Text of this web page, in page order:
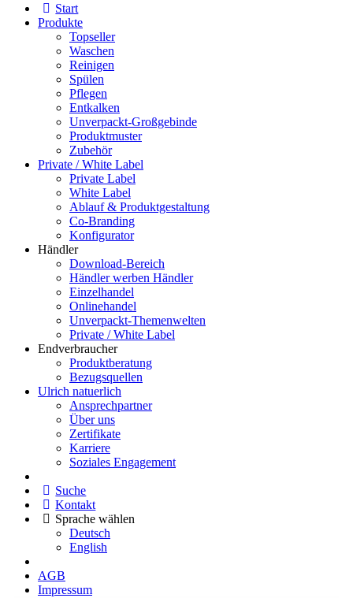
Start
Produkte
Topseller
Waschen
Reinigen
Spülen
Pflegen
Entkalken
Unverpackt-Großgebinde
Produktmuster
Zubehör
Private / White Label
Private Label
White Label
Ablauf & Produktgestaltung
Co-Branding
Konfigurator
Händler
Download-Bereich
Händler werben Händler
Einzelhandel
Onlinehandel
Unverpackt-Themenwelten
Private / White Label
Endverbraucher
Produktberatung
Bezugsquellen
Ulrich natuerlich
Ansprechpartner
Über uns
Zertifikate
Karriere
Soziales Engagement
Suche
Kontakt
Sprache wählen
Deutsch
English
AGB
Impressum